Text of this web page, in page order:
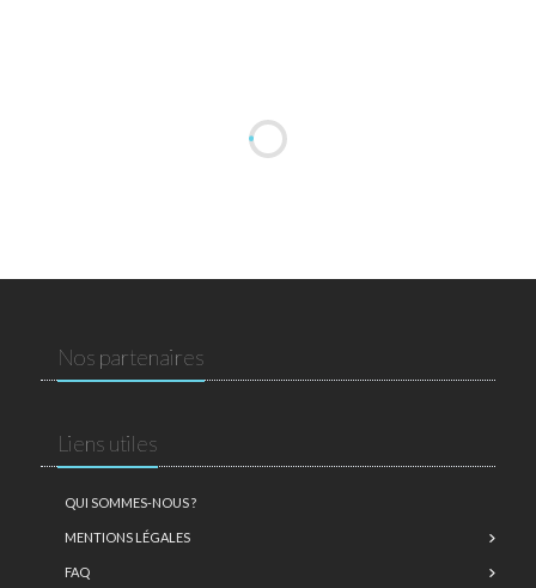
Nos partenaires
Liens utiles
QUI SOMMES-NOUS ?
MENTIONS LÉGALES
FAQ